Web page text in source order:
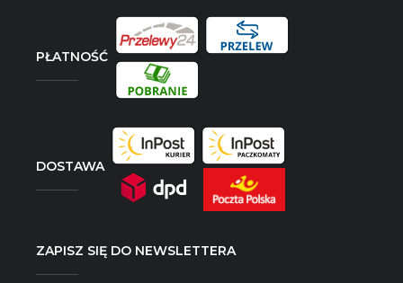
PŁATNOŚĆ
DOSTAWA
ZAPISZ SIĘ DO NEWSLETTERA